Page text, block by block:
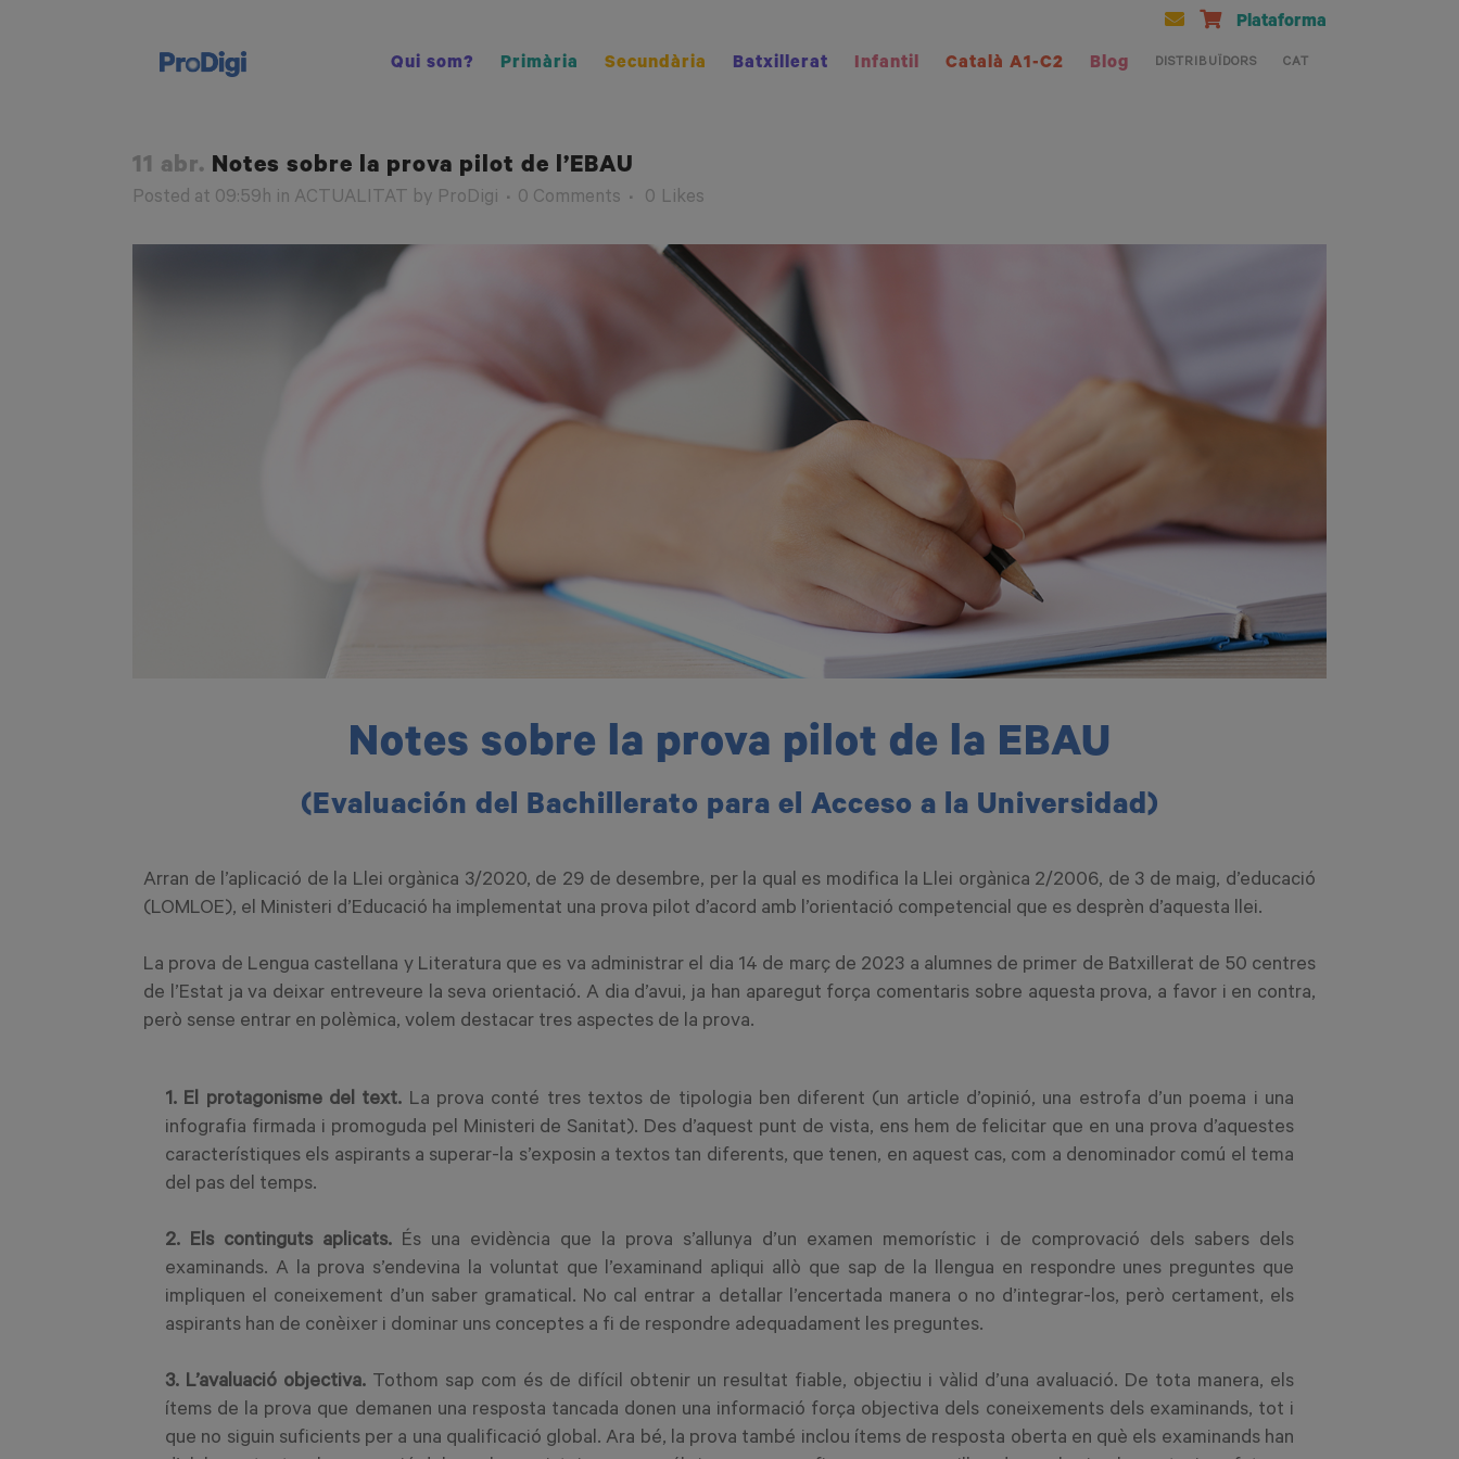
Plataforma
Qui som? Primària Secundària Batxillerat Infantil Català A1-C2 Blog DISTRIBUÏDORS CAT
11 abr. Notes sobre la prova pilot de l’EBAU
Posted at 09:59h in ACTUALITAT by ProDigi 0 Comments 0 Likes
Notes sobre la prova pilot de la EBAU
(Evaluación del Bachillerato para el Acceso a la Universidad)
Arran de l’aplicació de la Llei orgànica 3/2020, de 29 de desembre, per la qual es modifica la Llei orgànica 2/2006, de 3 de maig, d’educació
(LOMLOE), el Ministeri d’Educació ha implementat una prova pilot d’acord amb l’orientació competencial que es desprèn d’aquesta llei.
La prova de Lengua castellana y Literatura que es va administrar el dia 14 de març de 2023 a alumnes de primer de Batxillerat de 50 centres
de l’Estat ja va deixar entreveure la seva orientació. A dia d’avui, ja han aparegut força comentaris sobre aquesta prova, a favor i en contra,
però sense entrar en polèmica, volem destacar tres aspectes de la prova.
1. El protagonisme del text. La prova conté tres textos de tipologia ben diferent (un article d’opinió, una estrofa d’un poema i una
infografia firmada i promoguda pel Ministeri de Sanitat). Des d’aquest punt de vista, ens hem de felicitar que en una prova d’aquestes
característiques els aspirants a superar-la s’exposin a textos tan diferents, que tenen, en aquest cas, com a denominador comú el tema
del pas del temps.
2. Els continguts aplicats. És una evidència que la prova s’allunya d’un examen memorístic i de comprovació dels sabers dels
examinands. A la prova s’endevina la voluntat que l’examinand apliqui allò que sap de la llengua en respondre unes preguntes que
impliquen el coneixement d’un saber gramatical. No cal entrar a detallar l’encertada manera o no d’integrar-los, però certament, els
aspirants han de conèixer i dominar uns conceptes a fi de respondre adequadament les preguntes.
3. L’avaluació objectiva. Tothom sap com és de difícil obtenir un resultat fiable, objectiu i vàlid d’una avaluació. De tota manera, els
ítems de la prova que demanen una resposta tancada donen una informació força objectiva dels coneixements dels examinands, tot i
que no siguin suficients per a una qualificació global. Ara bé, la prova també inclou ítems de resposta oberta en què els examinands han